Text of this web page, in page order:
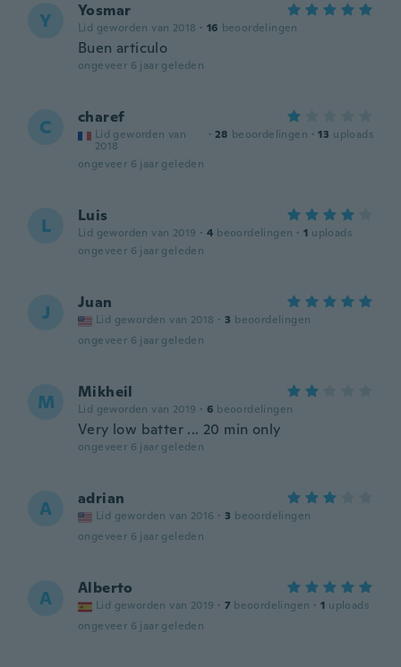
Y Yosmar
Lid geworden van 2018 · 16 beoordelingen
Buen articulo
ongeveer 6 jaar geleden
C charef
Lid geworden van
2018
· 28 beoordelingen · 13 uploads
ongeveer 6 jaar geleden
L Luis
Lid geworden van 2019 · 4 beoordelingen · 1 uploads
ongeveer 6 jaar geleden
J Juan
Lid geworden van 2018 · 3 beoordelingen
ongeveer 6 jaar geleden
M Mikheil
Lid geworden van 2019 · 6 beoordelingen
Very low batter ... 20 min only
ongeveer 6 jaar geleden
A adrian
Lid geworden van 2016 · 3 beoordelingen
ongeveer 6 jaar geleden
A Alberto
Lid geworden van 2019 · 7 beoordelingen · 1 uploads
ongeveer 6 jaar geleden